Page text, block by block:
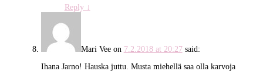
Reply ↓
Mari Veeon 7.2.2018 at 20:27 said:
Ihana Jarno! Hauska juttu. Musta miehellä saa olla karvoja